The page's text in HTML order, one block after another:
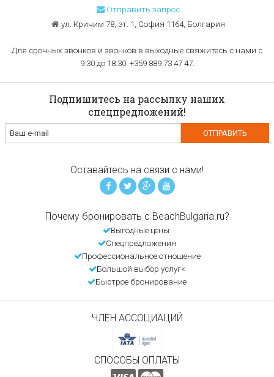
Отправить запрос
ул. Кричим 78, эт. 1, София 1164, Болгария
Для срочных звонков и звонков в выходные свяжитесь с нами с
9:30 до 18:30: +359 889 73 47 47.
Подпишитесь на рассылку наших
спецпредложений!
Оставайтесь на связи с нами!
Почему бронировать с BeachBulgaria.ru?
Выгодные цены
Спецпредложения
Профессиональное отношение
Большой выбор услуг<
Быстрое бронирование
ЧЛЕН АССОЦИАЦИЙ
СПОСОБЫ ОПЛАТЫ